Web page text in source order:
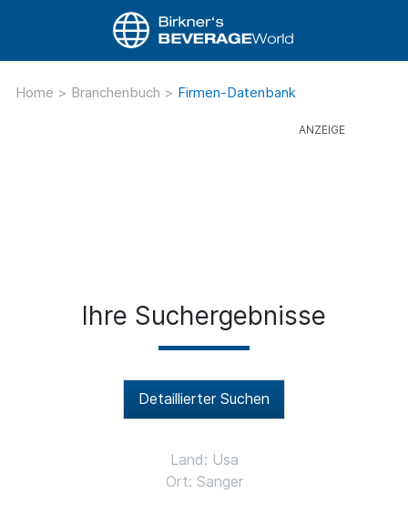
Home > Branchenbuch > Firmen-Datenbank
Ihre Suchergebnisse
Detaillierter Suchen
Land: Usa
Ort: Sanger